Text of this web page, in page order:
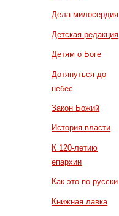
Дела милосердия
Детская редакция
Детям о Боге
Дотянуться до
небес
Закон Божий
История власти
К 120-летию
епархии
Как это по-русски
Книжная лавка